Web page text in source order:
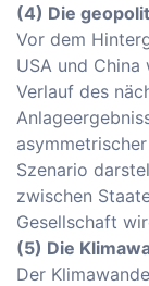
(4) Die
Vor dem
USA und
Verlauf des
Szenario
zwischen
Gesellschaft
(5) Die
Der